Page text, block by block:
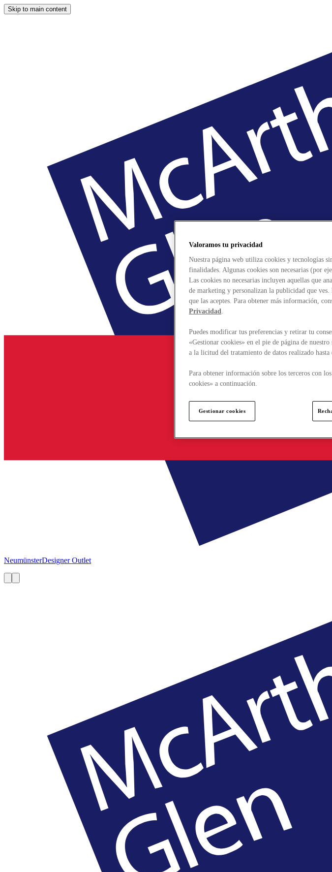
Skip to main content
NeumünsterDesigner Outlet
Valoramos tu privacidad
Nuestra página web utiliza cookies y tecnologías
finalidades. Algunas cookies son necesarias (por
Las cookies no necesarias incluyen aquellas que
de marketing y personalizan la publicidad que ves.
que las aceptes. Para obtener más información,
Privacidad.
Puedes modificar tus preferencias y retirar tu
«Gestionar cookies» en el pie de página de
a la licitud del tratamiento de datos realizado hasta
Para obtener información sobre los terceros con
cookies» a continuación.
Gestionar cookies